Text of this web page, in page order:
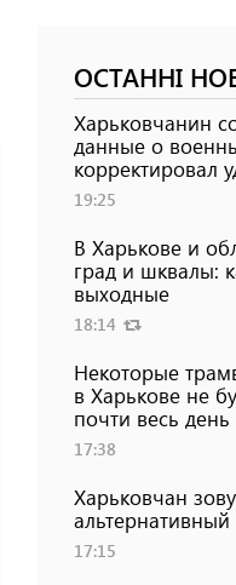
ОСТАННІ
Харьковчанин
данные о
корректировал
19:25
В Харькове и
град и шквалы:
выходные
18:14
Некоторые
в Харькове не
почти весь день
17:38
Харьковчан
17:15